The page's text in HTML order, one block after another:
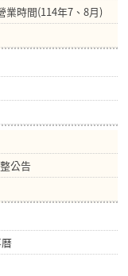
業時間(114年7、8月)
公告